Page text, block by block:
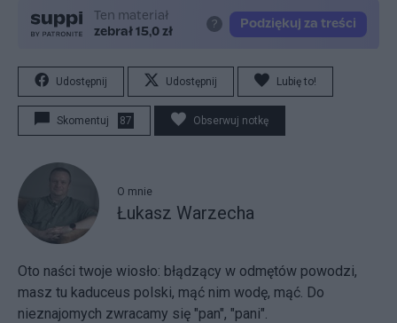
Udostępnij Udostępnij Lubię to!
Skomentuj 87 Obserwuj notkę
O mnie
Łukasz Warzecha
Oto naści twoje wiosło: błądzący w odmętów powodzi,
masz tu kaduceus polski, mąć nim wodę, mąć. Do
nieznajomych zwracamy się "pan", "pani".